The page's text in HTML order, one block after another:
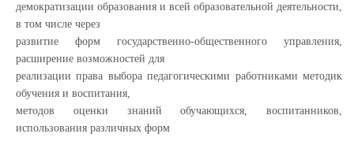
демократизации образования и всей образовательной деятельности,
в том числе через
развитие форм государственно-общественного управления,
расширение возможностей для
реализации права выбора педагогическими работниками методик
обучения и воспитания,
методов оценки знаний обучающихся, воспитанников,
использования различных форм